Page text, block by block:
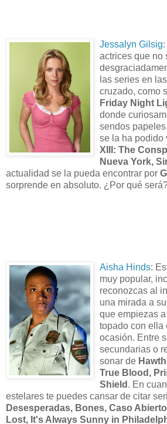
Jessalyn Gilsig
actrices que no
las series en
cruzado, como
Friday Night
donde
sendos
se la ha podido
XIII: The
Nueva York,
actualidad se la pueda encontrar por
sorprende en absoluto. ¿Por qué
Aisha Hinds:
muy popular,
reconozcas al
una mirada a
que empiezas
topado con ella
ocasión. Entre
secundarias o
sonar de
True Blood,
Shield . En
estelares te puedes cansar de citar
Desesperadas, Bones, Caso
Lost, It's Always Sunny in